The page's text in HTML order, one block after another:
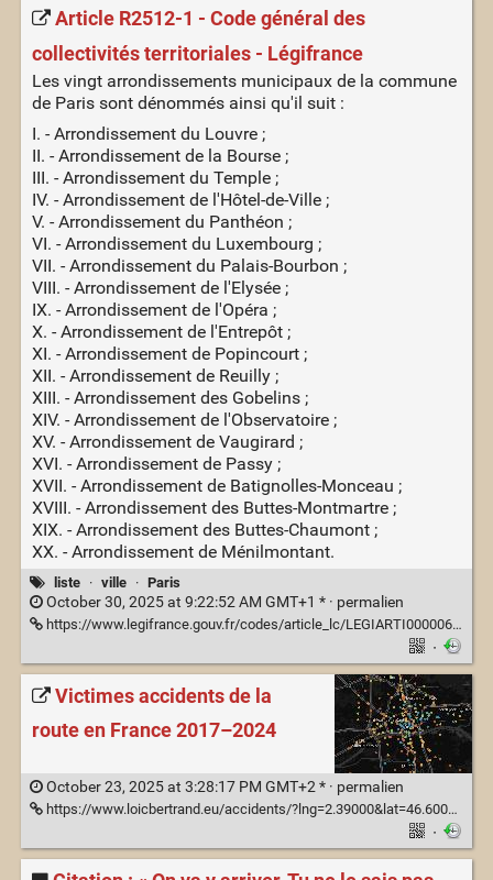
Article R2512-1 - Code général des
collectivités territoriales - Légifrance
Les vingt arrondissements municipaux de la commune
de Paris sont dénommés ainsi qu'il suit :
I. - Arrondissement du Louvre ;
II. - Arrondissement de la Bourse ;
III. - Arrondissement du Temple ;
IV. - Arrondissement de l'Hôtel-de-Ville ;
V. - Arrondissement du Panthéon ;
VI. - Arrondissement du Luxembourg ;
VII. - Arrondissement du Palais-Bourbon ;
VIII. - Arrondissement de l'Elysée ;
IX. - Arrondissement de l'Opéra ;
X. - Arrondissement de l'Entrepôt ;
XI. - Arrondissement de Popincourt ;
XII. - Arrondissement de Reuilly ;
XIII. - Arrondissement des Gobelins ;
XIV. - Arrondissement de l'Observatoire ;
XV. - Arrondissement de Vaugirard ;
XVI. - Arrondissement de Passy ;
XVII. - Arrondissement de Batignolles-Monceau ;
XVIII. - Arrondissement des Buttes-Montmartre ;
XIX. - Arrondissement des Buttes-Chaumont ;
XX. - Arrondissement de Ménilmontant.
liste · ville · Paris
October 30, 2025 at 9:22:52 AM GMT+1 * · permalien
https://www.legifrance.gouv.fr/codes/article_lc/LEGIARTI000006396737
·
Victimes accidents de la
route en France 2017–2024
October 23, 2025 at 3:28:17 PM GMT+2 * · permalien
https://www.loicbertrand.eu/accidents/?lng=2.39000&lat=46.60000&zoom=5.00&mode=Pi%C3%A9ton%2CV%C3%A9lo%2CEDP-m%2C2+Roues+Motoris%C3%A9es%2C4+Roues%2CAutres%2CInd%C3%A9termin%C3%A9&grav=Bless%C3%A9+l%C3%A9ger%2CBless%C3%A9+hospitalis%C3%A9%2CTu%C3%A9&coloring=mode&years=2017-2024
·